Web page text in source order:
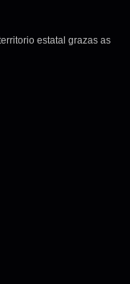
estatal grazas as